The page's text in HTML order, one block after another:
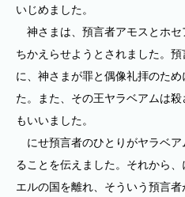
いじめました。
神さまは、預言者アモスとホセ
ちかえらせようとされました。
に、神さまが罪と偶像礼拝のた
た。また、その王ヤラベアムは
もいいました。
にせ預言者のひとりがヤラベ
ることを伝えました。それから
エルの国を離れ、そういう預言